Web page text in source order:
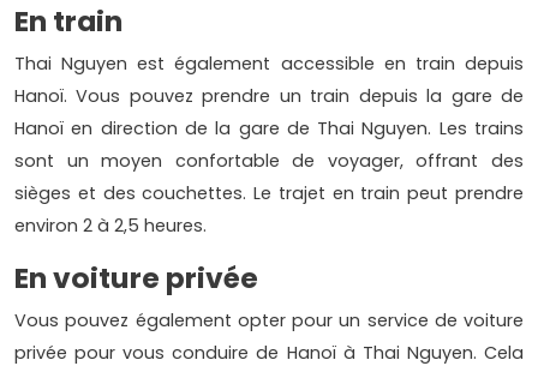
En train
Thai Nguyen est également accessible en train depuis
Hanoï. Vous pouvez prendre un train depuis la gare de
Hanoï en direction de la gare de Thai Nguyen. Les trains
sont un moyen confortable de voyager, offrant des
sièges et des couchettes. Le trajet en train peut prendre
environ 2 à 2,5 heures.
En voiture privée
Vous pouvez également opter pour un service de voiture
privée pour vous conduire de Hanoï à Thai Nguyen. Cela